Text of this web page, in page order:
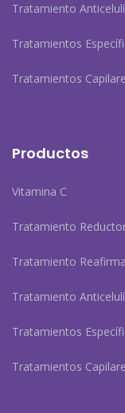
Tratamiento
Tratamientos
Tratamientos
Productos
Vitamina C
Tratamiento
Tratamiento
Tratamiento
Tratamientos
Tratamientos